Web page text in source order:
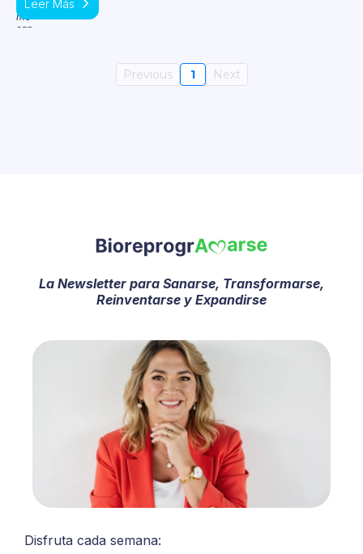
Leer Más
Previous 1 Next
La Newsletter para Sanarse, Transformarse,
Reinventarse y Expandirse
Disfruta cada semana: